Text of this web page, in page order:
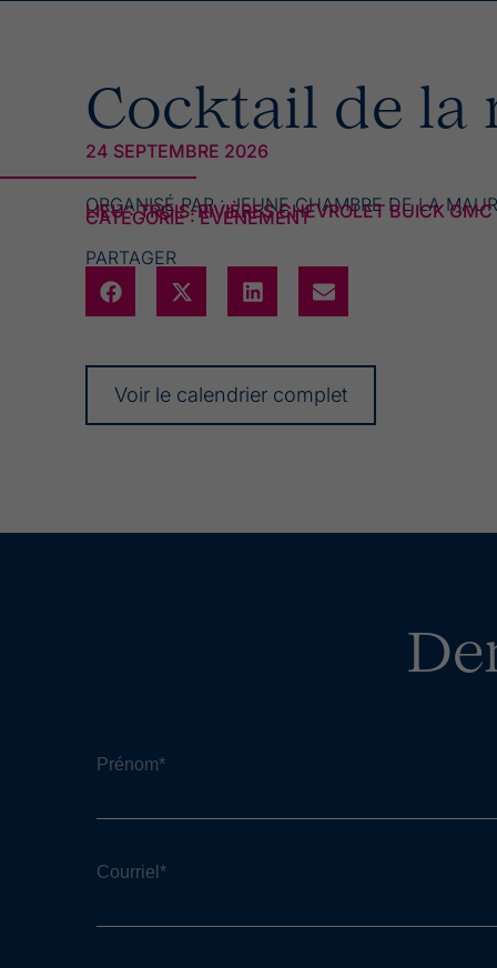
Cocktail de la
24 SEPTEMBRE 2026
ORGANISÉ PAR :JEUNE CHAMBRE DE LA
LIEU : TROIS-RIVIÈRES CHEVROLET BUICK
CATÉGORIE : ÉVÉNEMENT
PARTAGER
Voir le calendrier complet
Prénom*
Courriel*